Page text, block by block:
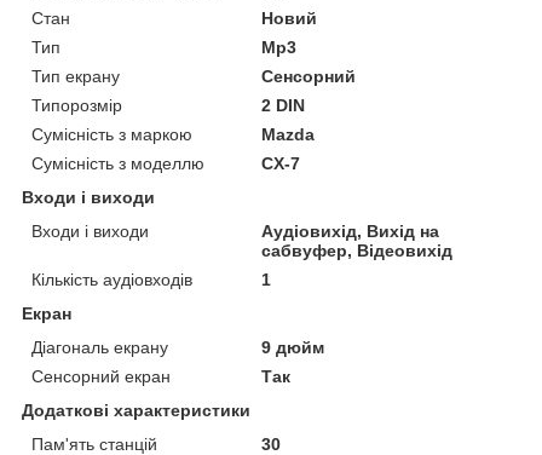
Стан
Новий
Тип
Mp3
Тип екрану
Сенсорний
Типорозмір
2 DIN
Сумісність з маркою
Mazda
Сумісність з моделлю
CX-7
Входи і виходи
Входи і виходи
Аудіовихід, Вихід на
сабвуфер, Відеовихід
Кількість аудіовходів
1
Екран
Діагональ екрану
9 дюйм
Сенсорний екран
Так
Додаткові характеристики
Пам'ять станцій
30